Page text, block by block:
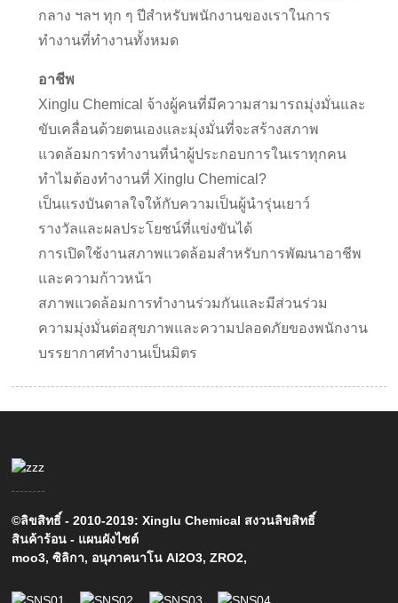
กลาง ฯลฯ ทุก ๆ ปีสำหรับพนักงานของเราในการ
ทำงานที่ทำงานทั้งหมด
อาชีพ
Xinglu Chemical จ้างผู้คนที่มีความสามารถมุ่งมั่นและ
ขับเคลื่อนด้วยตนเองและมุ่งมั่นที่จะสร้างสภาพ
แวดล้อมการทำงานที่นำผู้ประกอบการในเราทุกคน
ทำไมต้องทำงานที่ Xinglu Chemical?
เป็นแรงบันดาลใจให้กับความเป็นผู้นำรุ่นเยาว์
รางวัลและผลประโยชน์ที่แข่งขันได้
การเปิดใช้งานสภาพแวดล้อมสำหรับการพัฒนาอาชีพ
และความก้าวหน้า
สภาพแวดล้อมการทำงานร่วมกันและมีส่วนร่วม
ความมุ่งมั่นต่อสุขภาพและความปลอดภัยของพนักงาน
บรรยากาศทำงานเป็นมิตร
©ลิขสิทธิ์ - 2010-2019: Xinglu Chemical สงวนลิขสิทธิ์
สินค้าร้อน - แผนผังไซต์
moo3,ซิลิกา, อนุภาคนาโน Al2O3,ZRO2,